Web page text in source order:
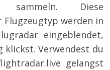
sammeln. Diese
Flugzeugtyp werden in
eingeblendet,
klickst. Verwendest du
gelangst